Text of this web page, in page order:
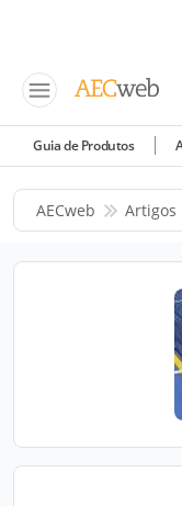
Guia de Produtos
AECweb Artigos